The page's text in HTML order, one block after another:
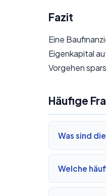
Fazit
Eine
Eigenkapital
Vorgehen
Häufige
Was sind
Welche